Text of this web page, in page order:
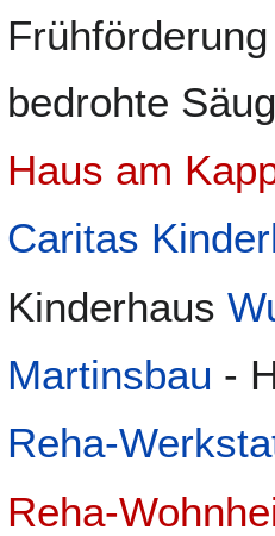
bedrohte
Haus am
Caritas
Kinderhaus
Martinsbau -
Reha-
Reha-